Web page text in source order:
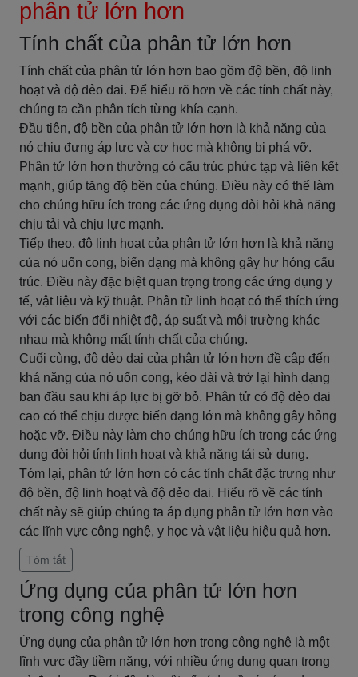
phân tử lớn hơn
Tính chất của phân tử lớn hơn
Tính chất của phân tử lớn hơn bao gồm độ bền, độ linh
hoạt và độ dẻo dai. Để hiểu rõ hơn về các tính chất này,
chúng ta cần phân tích từng khía cạnh.
Đầu tiên, độ bền của phân tử lớn hơn là khả năng của
nó chịu đựng áp lực và cơ học mà không bị phá vỡ.
Phân tử lớn hơn thường có cấu trúc phức tạp và liên kết
mạnh, giúp tăng độ bền của chúng. Điều này có thể làm
cho chúng hữu ích trong các ứng dụng đòi hỏi khả năng
chịu tải và chịu lực mạnh.
Tiếp theo, độ linh hoạt của phân tử lớn hơn là khả năng
của nó uốn cong, biến dạng mà không gây hư hỏng cấu
trúc. Điều này đặc biệt quan trọng trong các ứng dụng y
tế, vật liệu và kỹ thuật. Phân tử linh hoạt có thể thích ứng
với các biến đổi nhiệt độ, áp suất và môi trường khác
nhau mà không mất tính chất của chúng.
Cuối cùng, độ dẻo dai của phân tử lớn hơn đề cập đến
khả năng của nó uốn cong, kéo dài và trở lại hình dạng
ban đầu sau khi áp lực bị gỡ bỏ. Phân tử có độ dẻo dai
cao có thể chịu được biến dạng lớn mà không gây hỏng
hoặc vỡ. Điều này làm cho chúng hữu ích trong các ứng
dụng đòi hỏi tính linh hoạt và khả năng tái sử dụng.
Tóm lại, phân tử lớn hơn có các tính chất đặc trưng như
độ bền, độ linh hoạt và độ dẻo dai. Hiểu rõ về các tính
chất này sẽ giúp chúng ta áp dụng phân tử lớn hơn vào
các lĩnh vực công nghệ, y học và vật liệu hiệu quả hơn.
Tóm tắt
Ứng dụng của phân tử lớn hơn
trong công nghệ
Ứng dụng của phân tử lớn hơn trong công nghệ là một
lĩnh vực đầy tiềm năng, với nhiều ứng dụng quan trọng